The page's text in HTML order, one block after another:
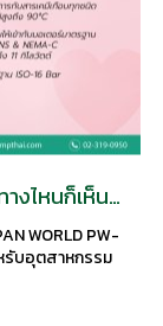
งไหนก็เห็น
ก็มีน้องสี
Series
WORLD PW-
รับอุตสาหกรรม